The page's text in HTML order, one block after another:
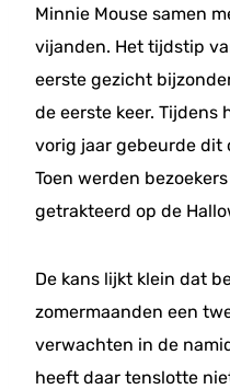
Minnie Mouse samen
vijanden. Het tijdstip
eerste gezicht
de eerste keer. Tijdens
vorig jaar gebeurde dit
Toen werden
getrakteerd op de
De kans lijkt klein dat
zomermaanden een
verwachten in de
heeft daar tenslotte